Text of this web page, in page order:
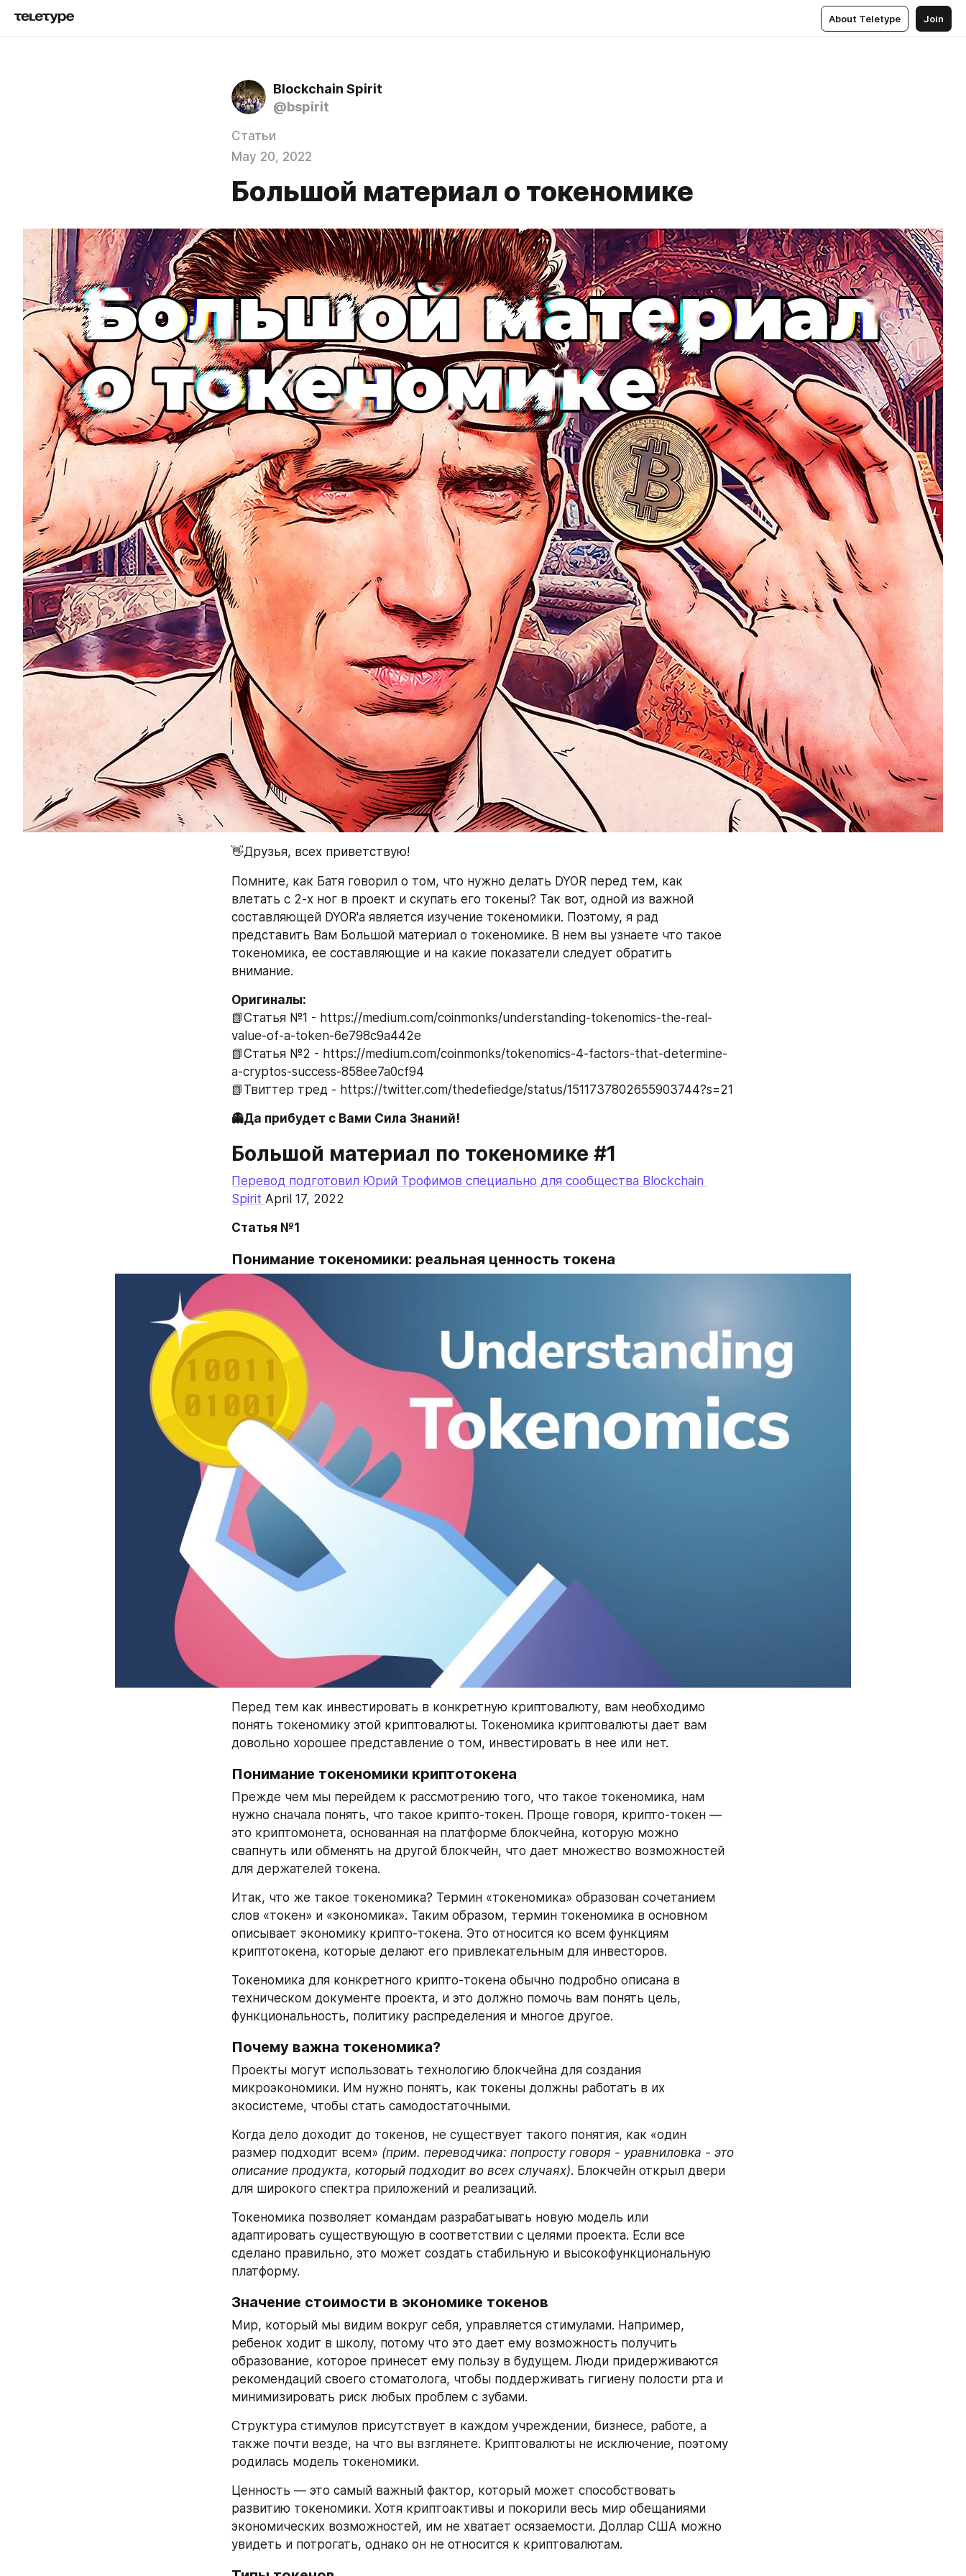
About Teletype Join
Blockchain Spirit
@bspirit
Статьи
May 20, 2022
Большой материал о токеномике
👋Друзья, всех приветствую!
Помните, как Батя говорил о том, что нужно делать DYOR перед тем, как
влетать с 2-х ног в проект и скупать его токены? Так вот, одной из важной
составляющей DYOR'a является изучение токеномики. Поэтому, я рад
представить Вам Большой материал о токеномике. В нем вы узнаете что такое
токеномика, ее составляющие и на какие показатели следует обратить
внимание.
Оригиналы:
📗Статья №1 - https://medium.com/coinmonks/understanding-tokenomics-the-real-
value-of-a-token-6e798c9a442e
📗Статья №2 - https://medium.com/coinmonks/tokenomics-4-factors-that-determine-
a-cryptos-success-858ee7a0cf94
📗Твиттер тред - https://twitter.com/thedefiedge/status/1511737802655903744?s=21
👻Да прибудет с Вами Сила Знаний!
Большой материал по токеномике #1
Перевод подготовил Юрий Трофимов специально для сообщества Blockchain
Spirit April 17, 2022
Статья №1
Понимание токеномики: реальная ценность токена
Перед тем как инвестировать в конкретную криптовалюту, вам необходимо
понять токеномику этой криптовалюты. Токеномика криптовалюты дает вам
довольно хорошее представление о том, инвестировать в нее или нет.
Понимание токеномики криптотокена
Прежде чем мы перейдем к рассмотрению того, что такое токеномика, нам
нужно сначала понять, что такое крипто-токен. Проще говоря, крипто-токен —
это криптомонета, основанная на платформе блокчейна, которую можно
свапнуть или обменять на другой блокчейн, что дает множество возможностей
для держателей токена.
Итак, что же такое токеномика? Термин «токеномика» образован сочетанием
слов «токен» и «экономика». Таким образом, термин токеномика в основном
описывает экономику крипто-токена. Это относится ко всем функциям
криптотокена, которые делают его привлекательным для инвесторов.
Токеномика для конкретного крипто-токена обычно подробно описана в
техническом документе проекта, и это должно помочь вам понять цель,
функциональность, политику распределения и многое другое.
Почему важна токеномика?
Проекты могут использовать технологию блокчейна для создания
микроэкономики. Им нужно понять, как токены должны работать в их
экосистеме, чтобы стать самодостаточными.
Когда дело доходит до токенов, не существует такого понятия, как «один
размер подходит всем» (прим. переводчика: попросту говоря - уравниловка - это
описание продукта, который подходит во всех случаях). Блокчейн открыл двери
для широкого спектра приложений и реализаций.
Токеномика позволяет командам разрабатывать новую модель или
адаптировать существующую в соответствии с целями проекта. Если все
сделано правильно, это может создать стабильную и высокофункциональную
платформу.
Значение стоимости в экономике токенов
Мир, который мы видим вокруг себя, управляется стимулами. Например,
ребенок ходит в школу, потому что это дает ему возможность получить
образование, которое принесет ему пользу в будущем. Люди придерживаются
рекомендаций своего стоматолога, чтобы поддерживать гигиену полости рта и
минимизировать риск любых проблем с зубами.
Структура стимулов присутствует в каждом учреждении, бизнесе, работе, а
также почти везде, на что вы взглянете. Криптовалюты не исключение, поэтому
родилась модель токеномики.
Ценность — это самый важный фактор, который может способствовать
развитию токеномики. Хотя криптоактивы и покорили весь мир обещаниями
экономических возможностей, им не хватает осязаемости. Доллар США можно
увидеть и потрогать, однако он не относится к криптовалютам.